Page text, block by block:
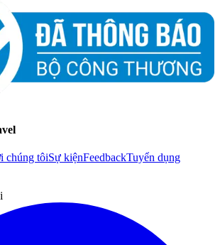
chúng tôiSự kiệnFeedbackTuyển dụng